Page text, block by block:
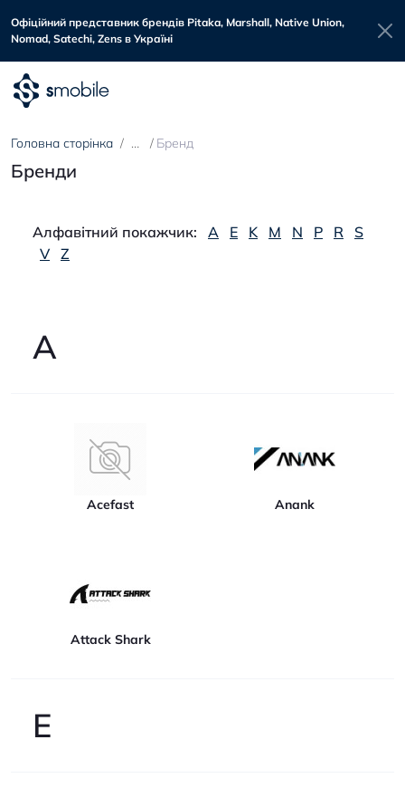
Офіційний представник брендів Pitaka, Marshall, Native Union,
Nomad, Satechi, Zens в Україні
Головна сторінка Бренд
Бренди
Алфавітний покажчик: A E K M N P R
S
V Z
A
Acefast Anank
Attack Shark
E